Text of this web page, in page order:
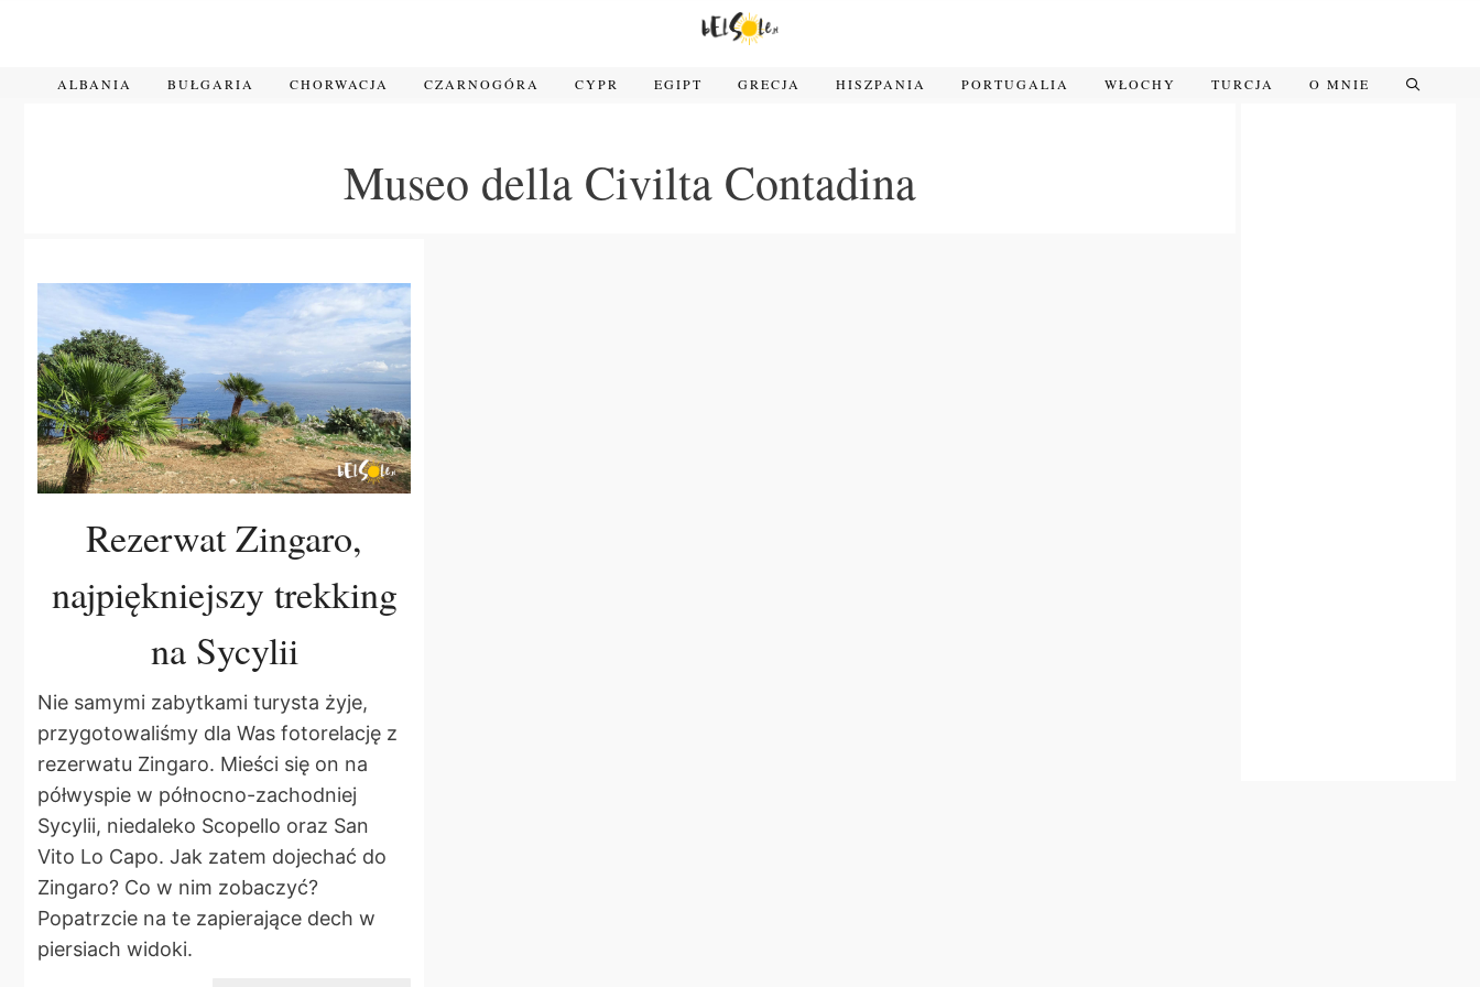
ALBANIA BUŁGARIA CHORWACJA CZARNOGÓRA CYPR EGIPT GRECJA HISZPANIA PORTUGALIA WŁOCHY TURCJA O MNIE
Museo della Civilta Contadina
Rezerwat Zingaro,
najpiękniejszy trekking
na Sycylii
Nie samymi zabytkami turysta żyje,
przygotowaliśmy dla Was fotorelację z
rezerwatu Zingaro. Mieści się on na
półwyspie w północno-zachodniej
Sycylii, niedaleko Scopello oraz San
Vito Lo Capo. Jak zatem dojechać do
Zingaro? Co w nim zobaczyć?
Popatrzcie na te zapierające dech w
piersiach widoki.